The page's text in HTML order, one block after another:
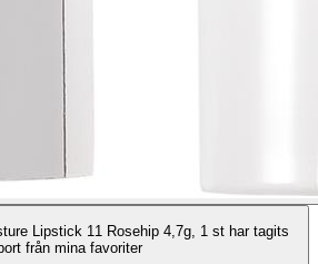
Lipstick 11 Rosehip 4,7g, 1 st har tagits
bort från mina favoriter